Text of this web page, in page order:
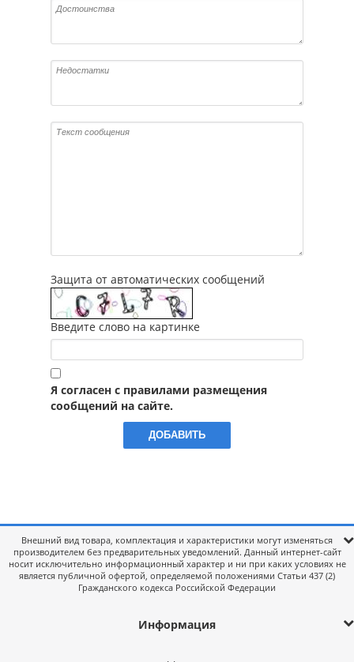
Защита от автоматических сообщений
Введите слово на картинке
Я согласен с правилами размещения
сообщений на сайте.
Внешний вид товара, комплектация и характеристики могут изменяться
производителем без предварительных уведомлений. Данный интернет-сайт
носит исключительно информационный характер и ни при каких условиях не
является публичной офертой, определяемой положениями Статьи 437 (2)
Гражданского кодекса Российской Федерации
Информация